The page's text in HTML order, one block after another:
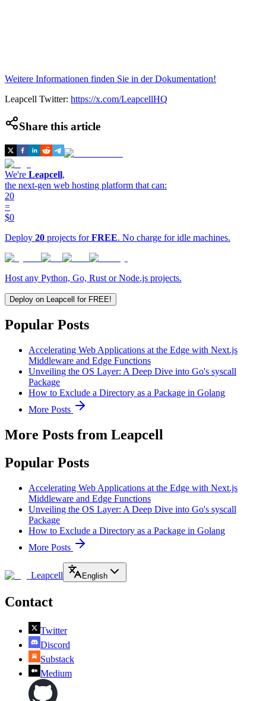
Weitere Informationen finden Sie in der Dokumentation!
Leapcell Twitter: https://x.com/LeapcellHQ
Share this article
We're Leapcell,
the next-gen web hosting platform that can:
20
=
$0
Deploy 20 projects forFREE. No charge for idle machines.
Host any Python, Go, Rust or Node.js projects.
Deploy on Leapcell for FREE!
Popular Posts
Accelerating Web Applications at the Edge with Next.js
Middleware and Edge Functions
Unveiling the OS Layer: A Deep Dive into Go's syscall
Package
How to Exclude a Directory as a Package in Golang
More Posts
More Posts from Leapcell
Popular Posts
Accelerating Web Applications at the Edge with Next.js
Middleware and Edge Functions
Unveiling the OS Layer: A Deep Dive into Go's syscall
Package
How to Exclude a Directory as a Package in Golang
More Posts
Leapcell English
Contact
Twitter
Discord
Substack
Medium